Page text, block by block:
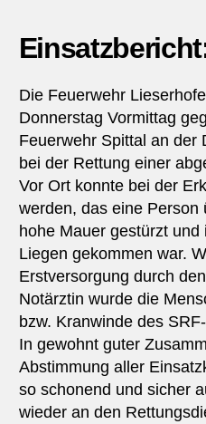
Die Feuerwehr
Donnerstag Vormittag
Feuerwehr Spittal an der
bei der Rettung einer
Vor Ort konnte bei der
werden, das eine Person
hohe Mauer gestürzt
Liegen gekommen war.
Erstversorgung durch
Notärztin wurde die
bzw. Kranwinde des
In gewohnt guter
Abstimmung aller
so schonend und sicher
wieder an den